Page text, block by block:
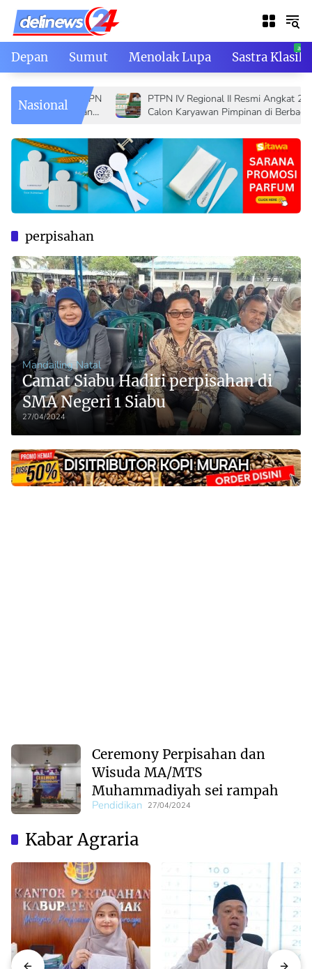
Skip
content
Depan Sumut Menolak Lupa Sastra Klasik
Nasional
PTPN
Magang
PTPN IV Regional II Resmi Angkat 26
Calon Karyawan Pimpinan di Berbagai
perpisahan
Mandailing Natal
Camat Siabu Hadiri perpisahan di
SMA Negeri 1 Siabu
27/04/2024
Ceremony Perpisahan dan
Wisuda MA/MTS
Muhammadiyah sei rampah
Pendidikan 27/04/2024
Kabar Agraria